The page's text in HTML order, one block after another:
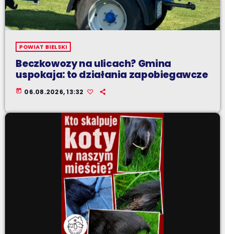
POWIAT BIELSKI
Beczkowozy na ulicach? Gmina
uspokaja: to działania zapobiegawcze
today 06.08.2026, 13:32